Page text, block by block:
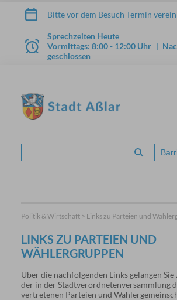
Zum Inhalt springen
Bitte vor dem Besuch Termin
Sprechzeiten Heute
Vormittags: 8:00 - 12:00 Uhr |
geschlossen
Suche
Politik & Wirtschaft > Links zu Parteien und
LINKS ZU PARTEIEN UND
WÄHLERGRUPPEN
Über die nachfolgenden Links gelangen Sie
der in der Stadtverordnetenversammlung
vertretenen Parteien und